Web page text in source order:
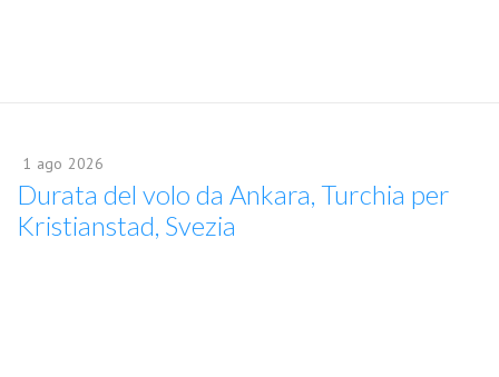
1 ago 2026
Durata del volo da Ankara, Turchia per
Kristianstad, Svezia